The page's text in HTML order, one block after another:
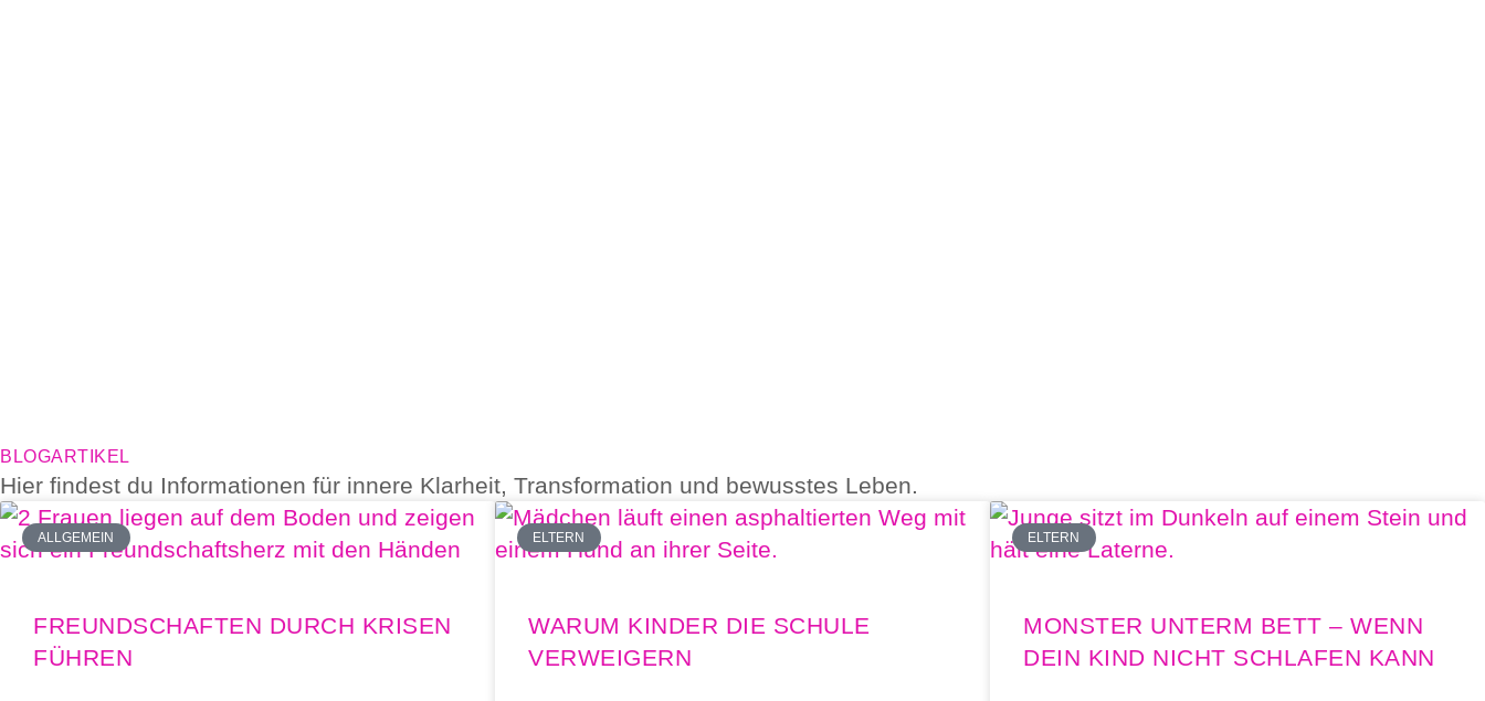
BLOGARTIKEL
Hier findest du Informationen für innere Klarheit, Transformation und bewusstes Leben.
ALLGEMEIN
FREUNDSCHAFTEN DURCH KRISEN
FÜHREN
ELTERN
WARUM KINDER DIE SCHULE
VERWEIGERN
ELTERN
MONSTER UNTERM BETT – WENN
DEIN KIND NICHT SCHLAFEN KANN